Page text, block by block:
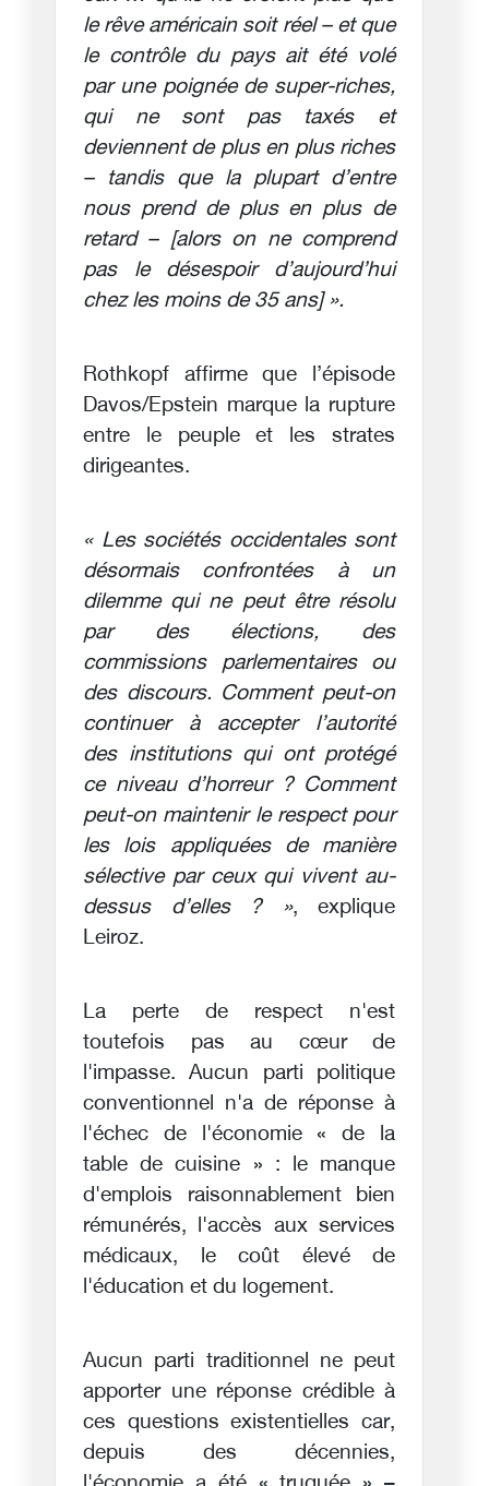
le rêve américain soit réel – et que
le contrôle du pays ait été volé
par une poignée de super-riches,
qui ne sont pas taxés et
deviennent de plus en plus riches
– tandis que la plupart d’entre
nous prend de plus en plus de
retard – [alors on ne comprend
pas le désespoir d’aujourd’hui
chez les moins de 35 ans] ».
Rothkopf affirme que l’épisode
Davos/Epstein marque la rupture
entre le peuple et les strates
dirigeantes.
« Les sociétés occidentales sont
désormais confrontées à un
dilemme qui ne peut être résolu
par des élections, des
commissions parlementaires ou
des discours. Comment peut-on
continuer à accepter l’autorité
des institutions qui ont protégé
ce niveau d’horreur ? Comment
peut-on maintenir le respect pour
les lois appliquées de manière
sélective par ceux qui vivent au-
dessus d’elles ? », explique
Leiroz.
La perte de respect n'est
toutefois pas au cœur de
l'impasse. Aucun parti politique
conventionnel n'a de réponse à
l'échec de l'économie « de la
table de cuisine » : le manque
d'emplois raisonnablement bien
rémunérés, l'accès aux services
médicaux, le coût élevé de
l'éducation et du logement.
Aucun parti traditionnel ne peut
apporter une réponse crédible à
ces questions existentielles car,
depuis des décennies,